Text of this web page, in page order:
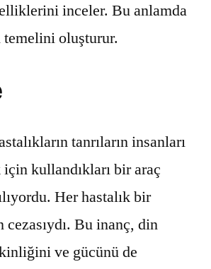
inceler. Bu anlamda
temelini oluşturur.
tanrıların insanları
için kullandıkları bir araç
Her hastalık bir
cezasıydı. Bu inanç, din
ve gücünü de